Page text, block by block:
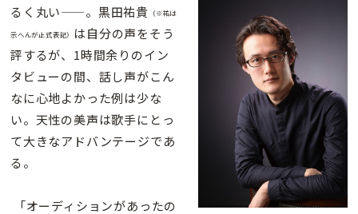
るく丸い——。黒田祐貴 （※祐は
示へんが正式表記）
は自分の声をそう
評するが、1時間余りのイン
タビューの間、話し声がこん
なに心地よかった例は少な
い。天性の美声は歌手にとっ
て大きなアドバンテージであ
る。
「オーディションがあったの